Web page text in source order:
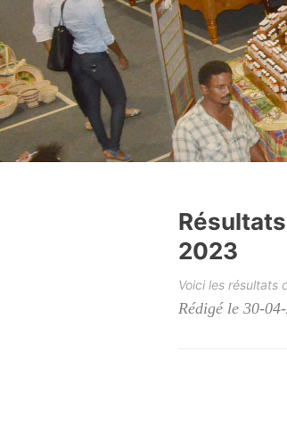
2023
Voici les résultats
Rédigé le 30-